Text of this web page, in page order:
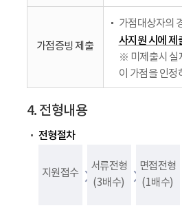
가점증빙 제출
가점대상자의
사지원 시에 제
※ 미제출시 실
이 가점을 인정
4. 전형내용
전형절차
지원접수
서류전형
(3배수)
면접전형
(1배수)